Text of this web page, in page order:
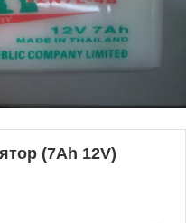
(7Ah 12V)